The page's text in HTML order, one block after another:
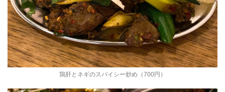
鶏肝とネギのスパイシー炒め（700円）